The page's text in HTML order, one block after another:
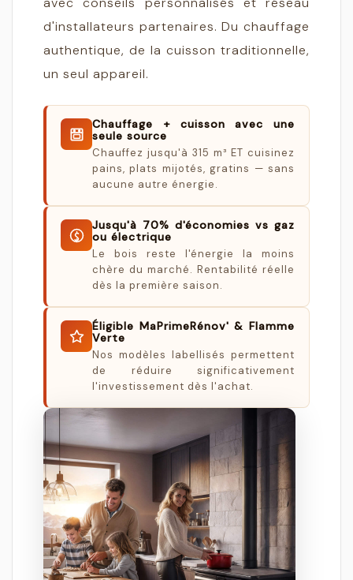
d'installateurs partenaires. Du chauffage
authentique, de la cuisson traditionnelle,
un seul appareil.
Chauffage + cuisson avec une
seule source
Chauffez jusqu'à 315 m³ ET cuisinez
pains, plats mijotés, gratins — sans
aucune autre énergie.
Jusqu'à 70% d'économies vs gaz
ou électrique
Le bois reste l'énergie la moins
chère du marché. Rentabilité réelle
dès la première saison.
Éligible MaPrimeRénov' & Flamme
Verte
Nos modèles labellisés permettent
de réduire significativement
l'investissement dès l'achat.